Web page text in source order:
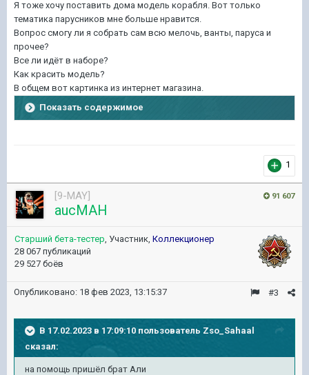
Я тоже хочу поставить дома модель корабля. Вот только
тематика парусников мне больше нравится.
Вопрос смогу ли я собрать сам всю мелочь, ванты, паруса и
прочее?
Все ли идёт в наборе?
Как красить модель?
В общем вот картинка из интернет магазина.
Показать содержимое
1
91 607
[9-MAY]
aucMAH
Старший бета-тестер, Участник, Коллекционер
28 067 публикаций
29 527 боёв
#3
Опубликовано: 18 фев 2023, 13:15:37
В 17.02.2023 в 17:09:10 пользователь Zso_Sahaal
сказал:
на помощь пришёл брат Али